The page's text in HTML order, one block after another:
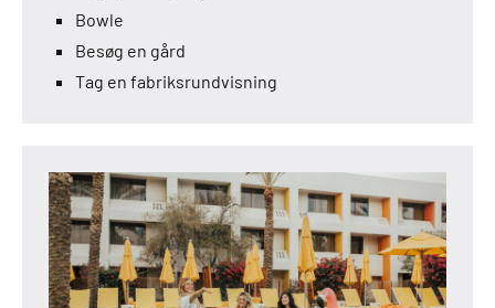
Bowle
Besøg en gård
Tag en fabriksrundvisning